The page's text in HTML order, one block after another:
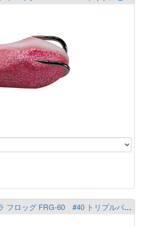
TIEMCO ヴァジュラ フロッグ FRG-60 #40 トリプルパープル